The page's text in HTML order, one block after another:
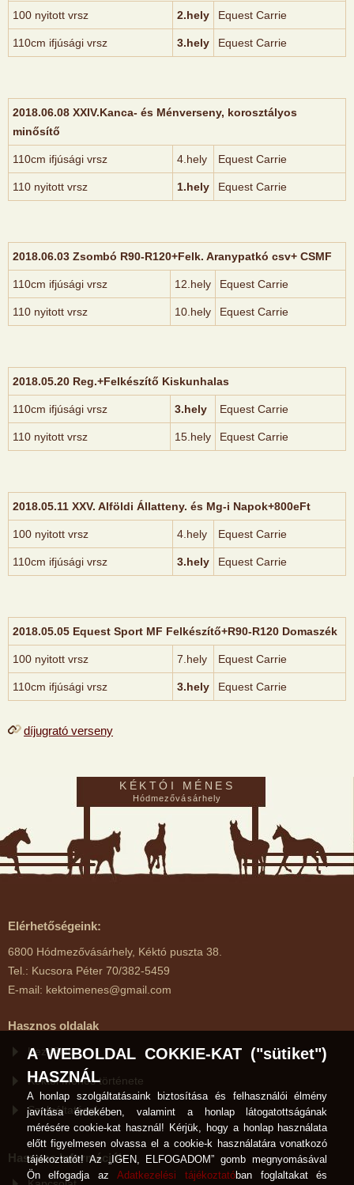
100 nyitott vrsz 2.hely Equest Carrie
110cm ifjúsági vrsz 3.hely Equest Carrie
2018.06.08 XXIV.Kanca- és Ménverseny, korosztályos
minősítő
110cm ifjúsági vrsz 4.hely Equest Carrie
110 nyitott vrsz 1.hely Equest Carrie
2018.06.03 Zsombó R90-R120+Felk. Aranypatkó csv+ CSMF
110cm ifjúsági vrsz 12.hely Equest Carrie
110 nyitott vrsz 10.hely Equest Carrie
2018.05.20 Reg.+Felkészítő Kiskunhalas
110cm ifjúsági vrsz 3.hely Equest Carrie
110 nyitott vrsz 15.hely Equest Carrie
2018.05.11 XXV. Alföldi Állatteny. és Mg-i Napok+800eFt
100 nyitott vrsz 4.hely Equest Carrie
110cm ifjúsági vrsz 3.hely Equest Carrie
2018.05.05 Equest Sport MF Felkészítő+R90-R120 Domaszék
100 nyitott vrsz 7.hely Equest Carrie
110cm ifjúsági vrsz 3.hely Equest Carrie
díjugrató verseny
KÉKTÓI MÉNES
Hódmezővásárhely
Elérhetőségeink:
6800 Hódmezővásárhely, Kéktó puszta 38.
Tel.: Kucsora Péter 70/382-5459
E-mail: kektoimenes@gmail.com
Hasznos oldalak
Kezdőlap
Kéktói Ménes története
Szolgáltatások
Hasznos Információk
A WEBOLDAL COKKIE-KAT ("sütiket")
HASZNÁL
A honlap szolgáltatásaink biztosítása és felhasználói élmény
javítása érdekében, valamint a honlap látogatottságának
mérésére cookie-kat használ! Kérjük, hogy a honlap használata
előtt figyelmesen olvassa el a cookie-k használatára vonatkozó
tájékoztatót! Az „IGEN, ELFOGADOM” gomb megnyomásával
Ön elfogadja az Adatkezelési tájékoztatóban foglaltakat és